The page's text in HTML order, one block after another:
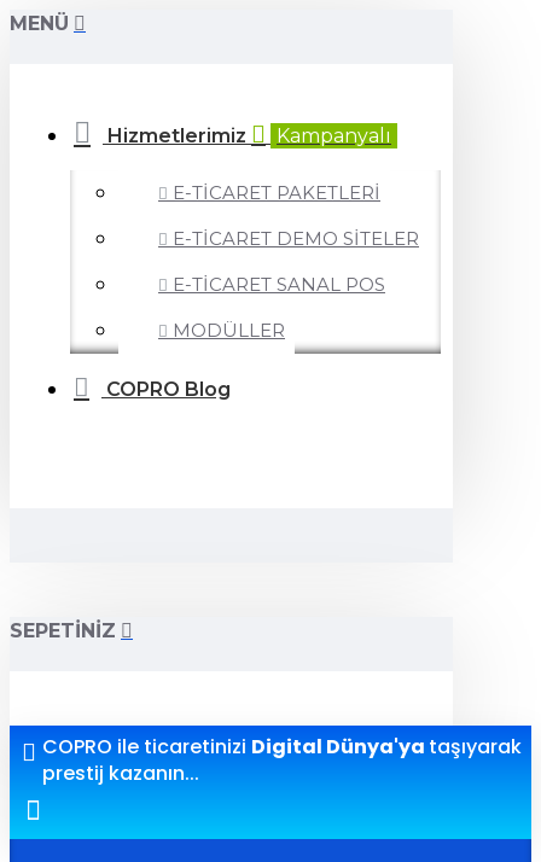
MENÜ
Hizmetlerimiz Kampanyalı
E-TİCARET PAKETLERİ
E-TİCARET DEMO SİTELER
E-TİCARET SANAL POS
MODÜLLER
COPRO Blog
SEPETINIZ
COPRO ile ticaretinizi Digital Dünya'ya taşıyarak
prestij kazanın...